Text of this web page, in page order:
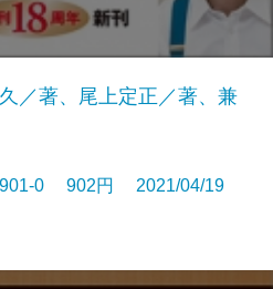
／著、尾上定正／著、兼
0 902円 2021/04/19